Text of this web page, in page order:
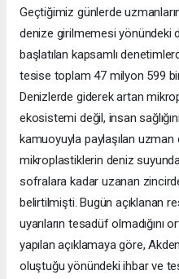
Geçtiğimiz günlerde
denize girilmemesi yönündeki
başlatılan kapsamlı
tesise toplam 47 milyon 599
Denizlerde giderek artan
ekosistemi değil, insan
kamuoyuyla paylaşılan uzman
mikroplastiklerin deniz
sofralara kadar uzanan
belirtilmişti. Bugün açıklanan
uyarıların tesadüf olmadığını
yapılan açıklamaya göre,
oluştuğu yönündeki ihbar ve